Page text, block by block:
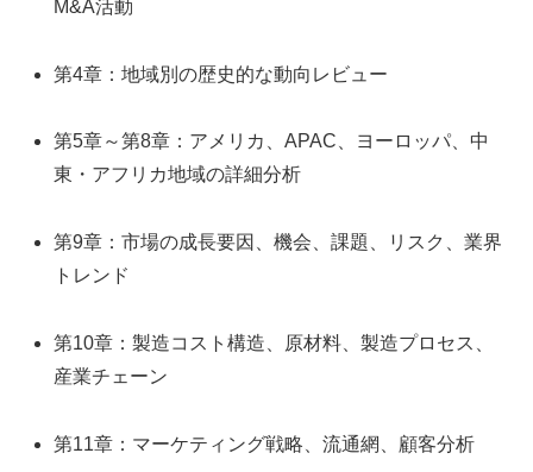
M&A活動
第4章：地域別の歴史的な動向レビュー
第5章～第8章：アメリカ、APAC、ヨーロッパ、中
東・アフリカ地域の詳細分析
第9章：市場の成長要因、機会、課題、リスク、業界
トレンド
第10章：製造コスト構造、原材料、製造プロセス、
産業チェーン
第11章：マーケティング戦略、流通網、顧客分析